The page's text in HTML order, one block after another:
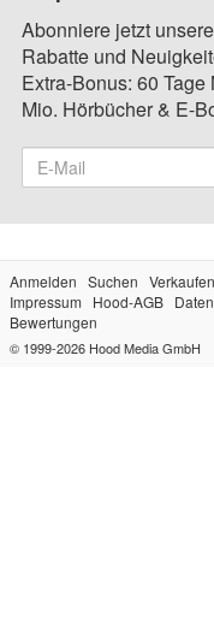
Abonniere jetzt
Rabatte und
Extra-Bonus: 60
Mio. Hörbücher & E-
Anmelden Suchen Verkaufen
Impressum
Hood-AGB
Bewertungen
© 1999-2026 Hood Media GmbH